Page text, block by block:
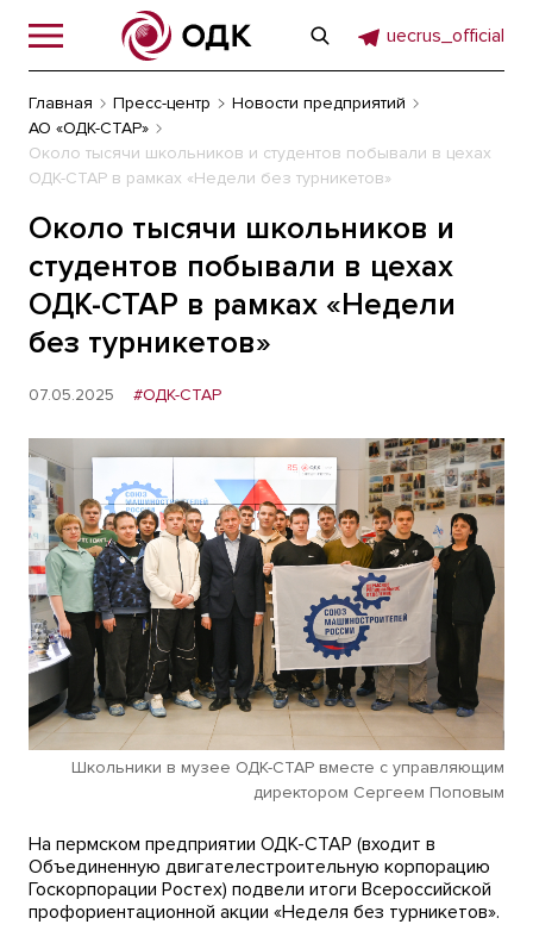
uecrus_official
Главная Пресс-центр
Новости предприятий
АО «ОДК-СТАР»
Около тысячи школьников и студентов побывали в цехах
ОДК-СТАР в рамках «Недели без турникетов»
Около тысячи школьников и
студентов побывали в цехах
ОДК-СТАР в рамках «Недели
без турникетов»
07.05.2025 #ОДК-СТАР
Школьники в музее ОДК-СТАР вместе с управляющим
директором Сергеем Поповым
На пермском предприятии ОДК-СТАР (входит в
Объединенную двигателестроительную корпорацию
Госкорпорации Ростех) подвели итоги Всероссийской
профориентационной акции «Неделя без турникетов».